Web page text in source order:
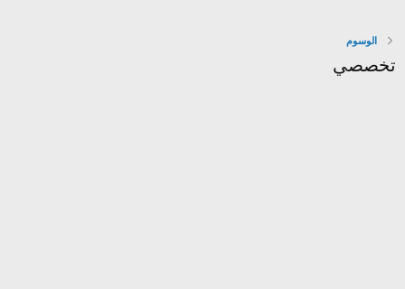
الوسوم
تخصصي